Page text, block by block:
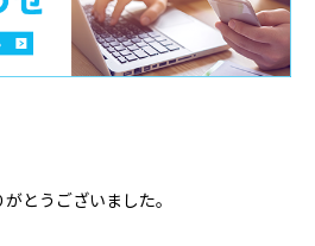
とうございました。